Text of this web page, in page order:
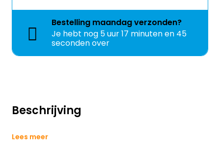
Beschrijving
Lees meer
Bestelling maandagverzonden?
Je hebt nog 5 uur 17 minuten en 44
seconden over